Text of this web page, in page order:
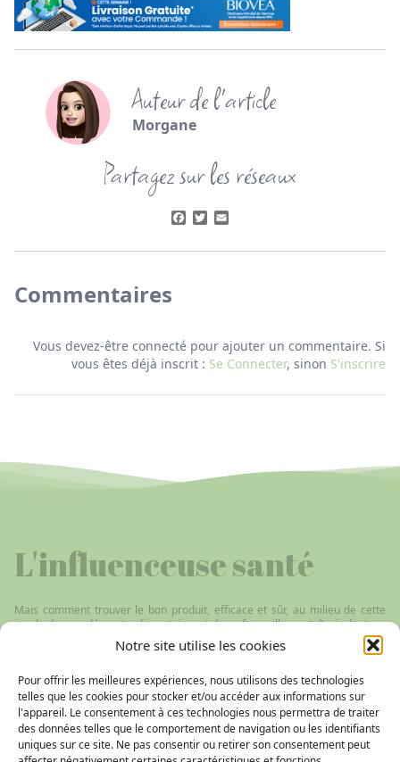
Notre site utilise les cookies
Pour offrir les meilleures expériences, nous utilisons des technologies
telles que les cookies pour stocker et/ou accéder aux informations sur
l'appareil. Le consentement à ces technologies nous permettra de traiter
des données telles que le comportement de navigation ou les identifiants
uniques sur ce site. Ne pas consentir ou retirer son consentement peut
Auteur de l'article
Morgane
Partagez sur les réseaux
Facebook
Twitter
Commentaires
Vous devez-être connecté pour ajouter un commentaire. Si
vous êtes déjà inscrit : Se Connecter, sinon S'inscrire
L'influenceuse santé
Mais comment trouver le bon produit, efficace et sûr, au milieu de cette
jungle de compléments alimentaires et de ce fourmillement d’avis douteux
sur le web ? C’est pourquoi j’ai créé ce blog avec pour ambition de
répertorier les réponses naturelles à différentes pathologies, du coup de
cystite… Les remèdes proposés sont issus de l’aromathérapie,
l’homéopathie, l’oligothérapie, la phytothérapie, la gemmothérapie ou
encore les fleurs de Bach.